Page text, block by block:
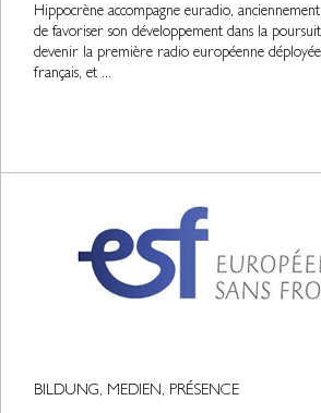
Hippocrène accompagne euradio,
de favoriser son développement dans la
devenir la première radio européenne
français, et ...
BILDUNG, MEDIEN, PRÉSENCE